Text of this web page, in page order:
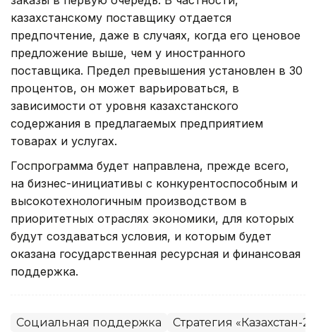
казахстанскому поставщику отдается
предпочтение, даже в случаях, когда его ценовое
предложение выше, чем у иностранного
поставщика. Предел превышения установлен в 30
процентов, он может варьироваться, в
зависимости от уровня казахстанского
содержания в предлагаемых предприятием
товарах и услугах.
Госпрограмма будет направлена, прежде всего,
на бизнес-инициативы с конкурентоспособным и
высокотехнологичным производством в
приоритетных отраслях экономики, для которых
будут создаваться условия, и которым будет
оказана государственная ресурсная и финансовая
поддержка.
Социальная поддержка Стратегия «Казахстан-